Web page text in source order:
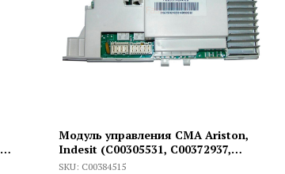
Модуль управления СМА Ariston,
Indesit (C00305531, C00372937,
482000032266, 488000372937),
SKU: C00384515